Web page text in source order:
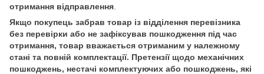
отримання відправлення
Якщо покупець забрав товар із відділення перевізника
без перевірки або не зафіксував пошкодження під час
отримання, товар вважається отриманим у належному
стані та повній комплектації. Претензії щодо механічних
пошкоджень, нестачі комплектуючих або пошкоджень, які